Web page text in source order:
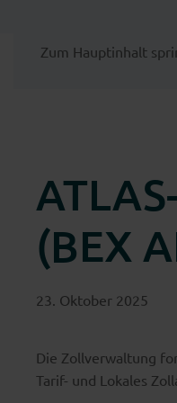
Zum Hauptinhalt
(BEX
23. Oktober 2025
Die Zollverwaltung
Tarif- und Lokales